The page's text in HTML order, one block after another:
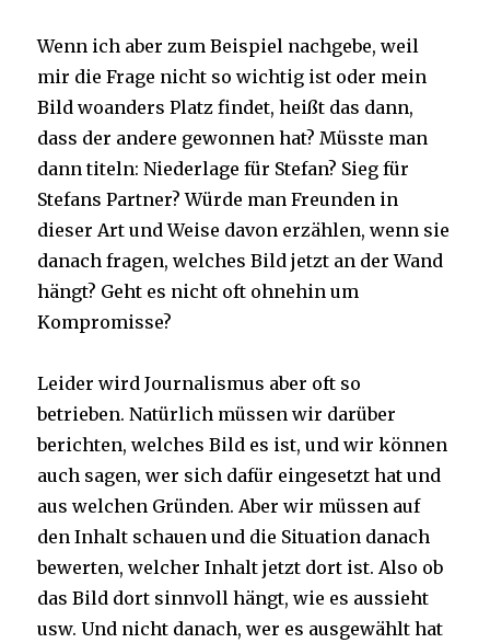
Wenn ich aber zum Beispiel nachgebe, weil
mir die Frage nicht so wichtig ist oder mein
Bild woanders Platz findet, heißt das dann,
dass der andere gewonnen hat? Müsste man
dann titeln: Niederlage für Stefan? Sieg für
Stefans Partner? Würde man Freunden in
dieser Art und Weise davon erzählen, wenn sie
danach fragen, welches Bild jetzt an der Wand
hängt? Geht es nicht oft ohnehin um
Kompromisse?
Leider wird Journalismus aber oft so
betrieben. Natürlich müssen wir darüber
berichten, welches Bild es ist, und wir können
auch sagen, wer sich dafür eingesetzt hat und
aus welchen Gründen. Aber wir müssen auf
den Inhalt schauen und die Situation danach
bewerten, welcher Inhalt jetzt dort ist. Also ob
das Bild dort sinnvoll hängt, wie es aussieht
usw. Und nicht danach, wer es ausgewählt hat